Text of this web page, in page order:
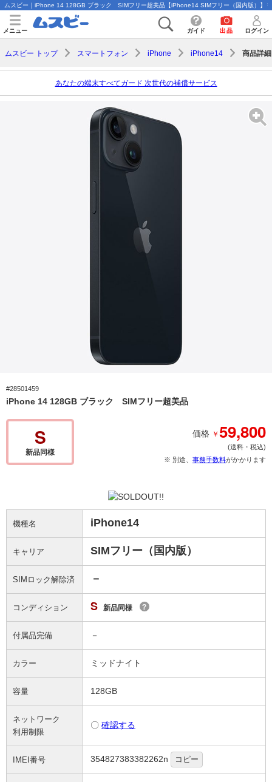
ムスビー｜iPhone 14 128GB ブラック SIMフリー超美品【iPhone14 SIMフリー（国内版）】
メニュー ガイド 出品 ログイン
ムスビー トップ スマートフォン iPhone iPhone14 商品詳細
あなたの端末すべてガード 次世代の補償サービス
#28501459
iPhone 14 128GB ブラック SIMフリー超美品
S
新品同様
価格 ￥59,800
(送料・税込)
※ 別途、 事務手数料がかかります
機種名 iPhone14
キャリア SIMフリー（国内版）
SIMロック解除済 －
コンディション S 新品同様 ?
付属品完備 －
カラー ミッドナイト
容量 128GB
ネットワーク
利用制限
〇 確認する
IMEI番号 354827383382262n コピー